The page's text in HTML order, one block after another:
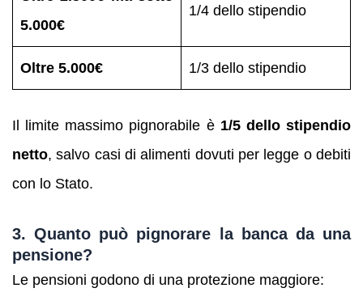
5.000€
1/4 dello stipendio
Oltre 5.000€ 1/3 dello stipendio
Il limite massimo pignorabile è 1/5 dello stipendio
netto, salvo casi di alimenti dovuti per legge o debiti
con lo Stato.
3. Quanto può pignorare la banca da una
pensione?
Le pensioni godono di una protezione maggiore: